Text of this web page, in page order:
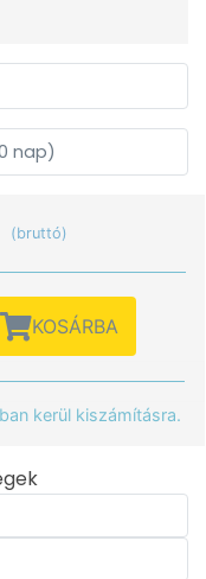
nap)
(bruttó)
KOSÁRBA
kerül kiszámításra.